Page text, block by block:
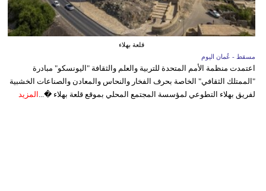
قلعة بهلاء
مسقط - عُمان اليوم
اعتمدت منظمة الأمم المتحدة للتربية والعلم والثقافة "اليونسكو" مبادرة
"الممتلك الثقافي" الخاصة بحرف الفخار والنحاس والمعادن والصناعات الخشبية
لفريق بهلاء التطوعي لمؤسسة المجتمع المحلي بموقع قلعة بهلاء �... المزيد